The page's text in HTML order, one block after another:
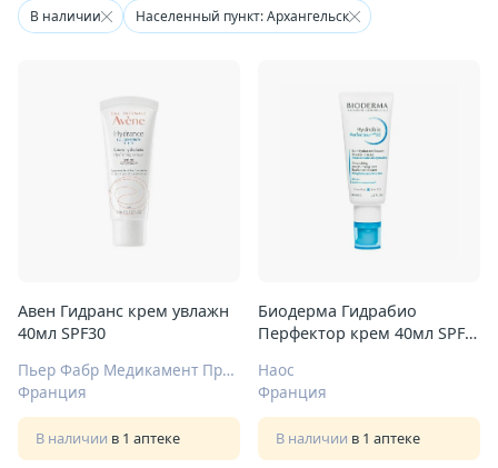
В наличии Населенный пункт: Архангельск
Авен Гидранс крем увлажн
40мл SPF30
Пьер Фабр Медикамент Продакшн
Франция
В наличии в 1 аптеке
Биодерма Гидрабио
Перфектор крем 40мл SPF
Наос
Франция
В наличии в 1 аптеке